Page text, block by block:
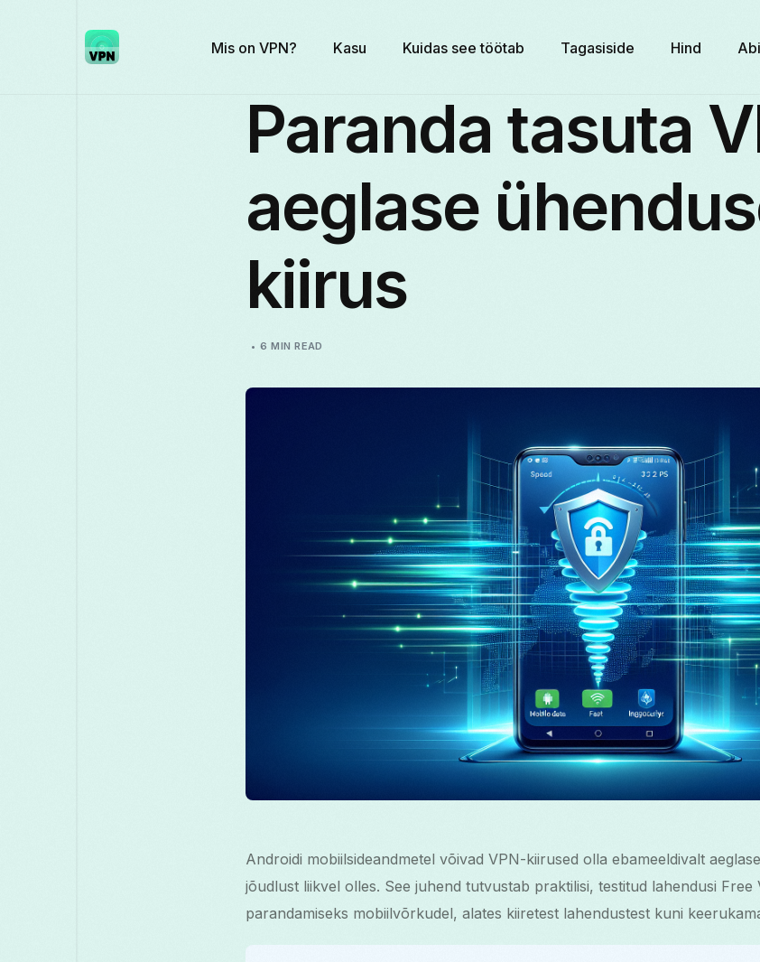
Mis on VPN? Kasu Kuidas see töötab Tagasiside Hind Abi
Paranda tasuta
aeglase
kiirus
6 MIN READ
Androidi mobiilsideandmetel võivad VPN-kiirused olla ebameeldivalt
jõudlust liikvel olles. See juhend tutvustab praktilisi, testitud lahendusi Free
parandamiseks mobiilvõrkudel, alates kiiretest lahendustest kuni